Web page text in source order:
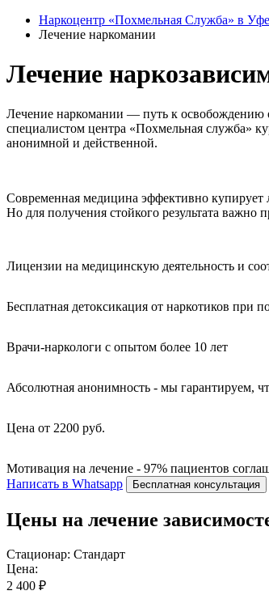
Наркоцентр «Похмельная Служба» в Уфе
Лечение наркомании
Лечение
Лечение наркомании — путь к освобождению
специалистом центра «Похмельная служба»
анонимной и действенной.
Современная медицина эффективно купирует
Но для получения стойкого результата
Лицензии на медицинскую деятельность и
Бесплатная детоксикация от наркотиков при
Врачи-наркологи с опытом более 10 лет
Абсолютная анонимность - мы гарантируем,
Цена от 2200 руб.
Мотивация на лечение - 97% пациентов
Написать в Whatsapp
Бесплатная консультация
Цены на лечение
Стационар: Стандарт
Цена:
2 400 ₽